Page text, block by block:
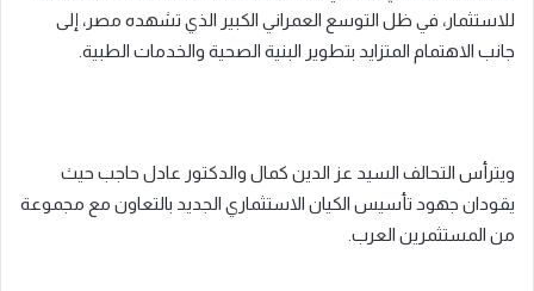
للاستثمار، في ظل التوسع العمراني الكبير الذي تشهده مصر، إلى
جانب الاهتمام المتزايد بتطوير البنية الصحية والخدمات الطبية.
ويترأس التحالف السيد عز الدين كمال والدكتور عادل حاجب حيث
يقودان جهود تأسيس الكيان الاستثماري الجديد بالتعاون مع مجموعة
من المستثمرين العرب.